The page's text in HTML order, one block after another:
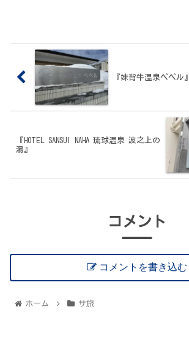
『妹背牛温泉ペペル』
『HOTEL SANSUI NAHA 琉球温泉 波之上の
湯』
コメント
コメントを書き込む
ホーム サ旅